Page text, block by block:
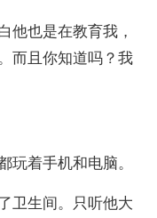
也是在教育我，
而且你知道吗？我
着手机和电脑。
生间。只听他大